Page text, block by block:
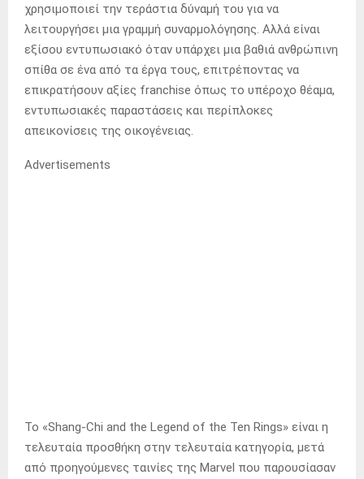
χρησιμοποιεί την τεράστια δύναμή του για να
λειτουργήσει μια γραμμή συναρμολόγησης. Αλλά είναι
εξίσου εντυπωσιακό όταν υπάρχει μια βαθιά ανθρώπινη
σπίθα σε ένα από τα έργα τους, επιτρέποντας να
επικρατήσουν αξίες franchise όπως το υπέροχο θέαμα,
εντυπωσιακές παραστάσεις και περίπλοκες
απεικονίσεις της οικογένειας.
Advertisements
Το «Shang-Chi and the Legend of the Ten Rings» είναι η
τελευταία προσθήκη στην τελευταία κατηγορία, μετά
από προηγούμενες ταινίες της Marvel που παρουσίασαν